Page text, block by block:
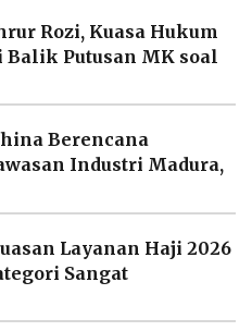
Rozi, Kuasa Hukum
Balik Putusan MK soal
Berencana
Industri Madura,
Layanan Haji 2026
Sangat